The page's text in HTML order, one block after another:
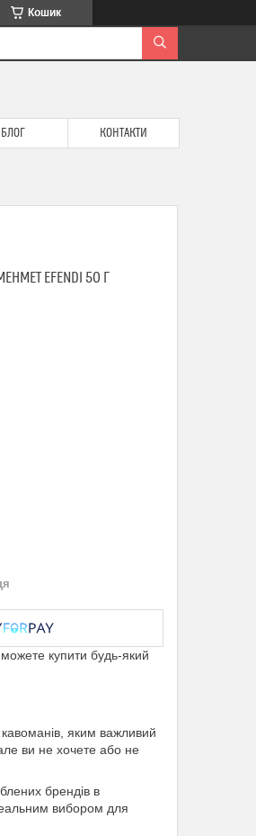
Кошик
БЛОГ КОНТАКТИ
EFENDI 50 Г
купити будь-який
яким важливий
ви не хочете або не
брендів в
вибором для